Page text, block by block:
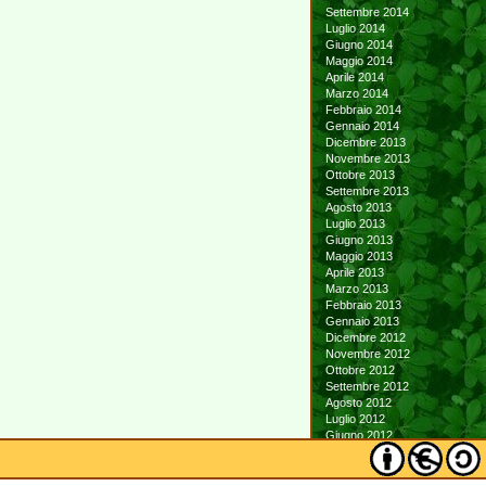
Settembre 2014
Luglio 2014
Giugno 2014
Maggio 2014
Aprile 2014
Marzo 2014
Febbraio 2014
Gennaio 2014
Dicembre 2013
Novembre 2013
Ottobre 2013
Settembre 2013
Agosto 2013
Luglio 2013
Giugno 2013
Maggio 2013
Aprile 2013
Marzo 2013
Febbraio 2013
Gennaio 2013
Dicembre 2012
Novembre 2012
Ottobre 2012
Settembre 2012
Agosto 2012
Luglio 2012
Giugno 2012
Maggio 2012
Aprile 2012